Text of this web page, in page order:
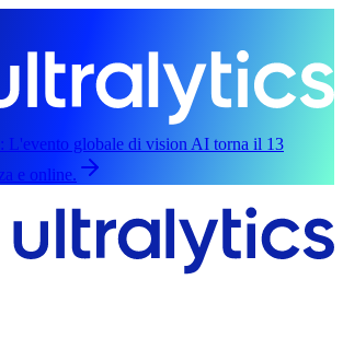
L'evento globale di vision AI torna il 13
e online.